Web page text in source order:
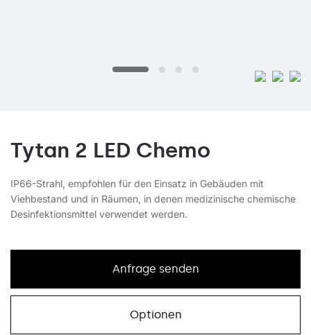
Tytan 2 LED Chemo
IP66-Strahl, empfohlen für den Einsatz in Gebäuden mit
Viehbestand und in Räumen, in denen medizinische chemische
Desinfektionsmittel verwendet werden.
Anfrage senden
Optionen